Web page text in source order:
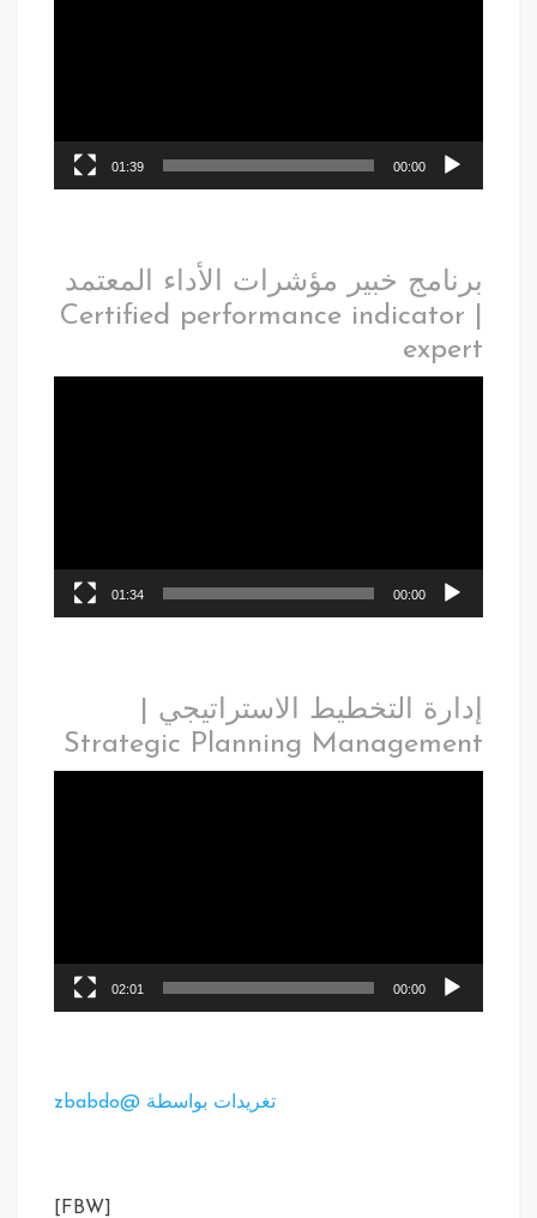
00:00
01:39
برنامج خبير مؤشرات الأداء المعتمد
| Certified performance indicator
expert
00:00
01:34
إدارة التخطيط الاستراتيجي |
Strategic Planning Management
00:00
02:01
تغريدات بواسطة @zbabdo